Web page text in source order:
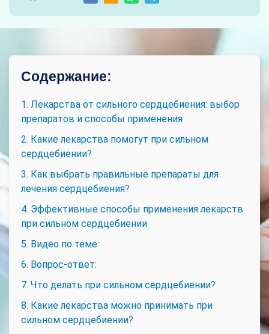
Содержание:
1. Лекарства от сильного сердцебиения: выбор
препаратов и способы применения
2. Какие лекарства помогут при сильном
сердцебиении?
3. Как выбрать правильные препараты для
лечения сердцебиения?
4. Эффективные способы применения лекарств
при сильном сердцебиении
5. Видео по теме:
6. Вопрос-ответ:
7. Что делать при сильном сердцебиении?
8. Какие лекарства можно принимать при
сильном сердцебиении?